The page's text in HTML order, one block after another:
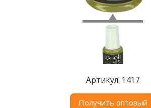
Артикул: 1417
Получить оптовый